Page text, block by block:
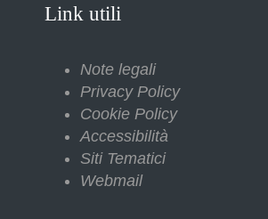
Link utili
Note legali
Privacy Policy
Cookie Policy
Accessibilità
Siti Tematici
Webmail